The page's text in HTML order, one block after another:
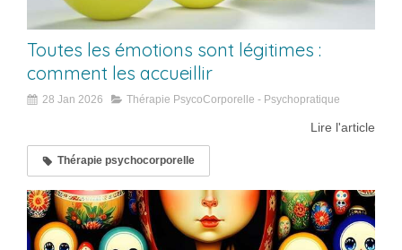
Toutes les émotions sont légitimes :
comment les accueillir
28 Jan 2026 Thérapie PsycoCorporelle - Psychopratique
Lire l'article
Thérapie psychocorporelle